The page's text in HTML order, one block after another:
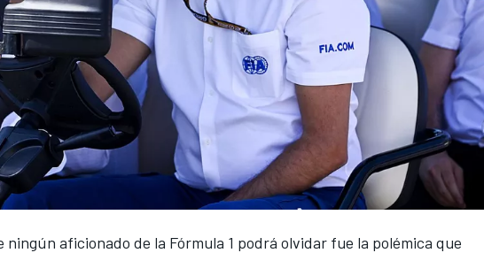
ningún aficionado de la Fórmula 1 podrá olvidar fue la polémica que